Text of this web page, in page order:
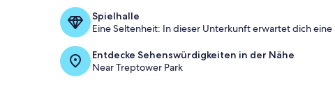
Spielhalle
Eine Seltenheit: In dieser Unterkunft erwartet dich
Entdecke Sehenswürdigkeiten in der Nähe
Near Treptower Park